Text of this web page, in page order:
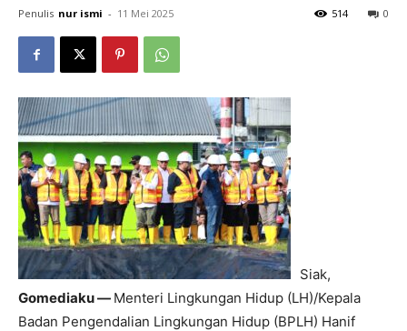
Penulis nur ismi - 11 Mei 2025 0
514
Siak,
Gomediaku — Menteri Lingkungan Hidup (LH)/Kepala
Badan Pengendalian Lingkungan Hidup (BPLH) Hanif